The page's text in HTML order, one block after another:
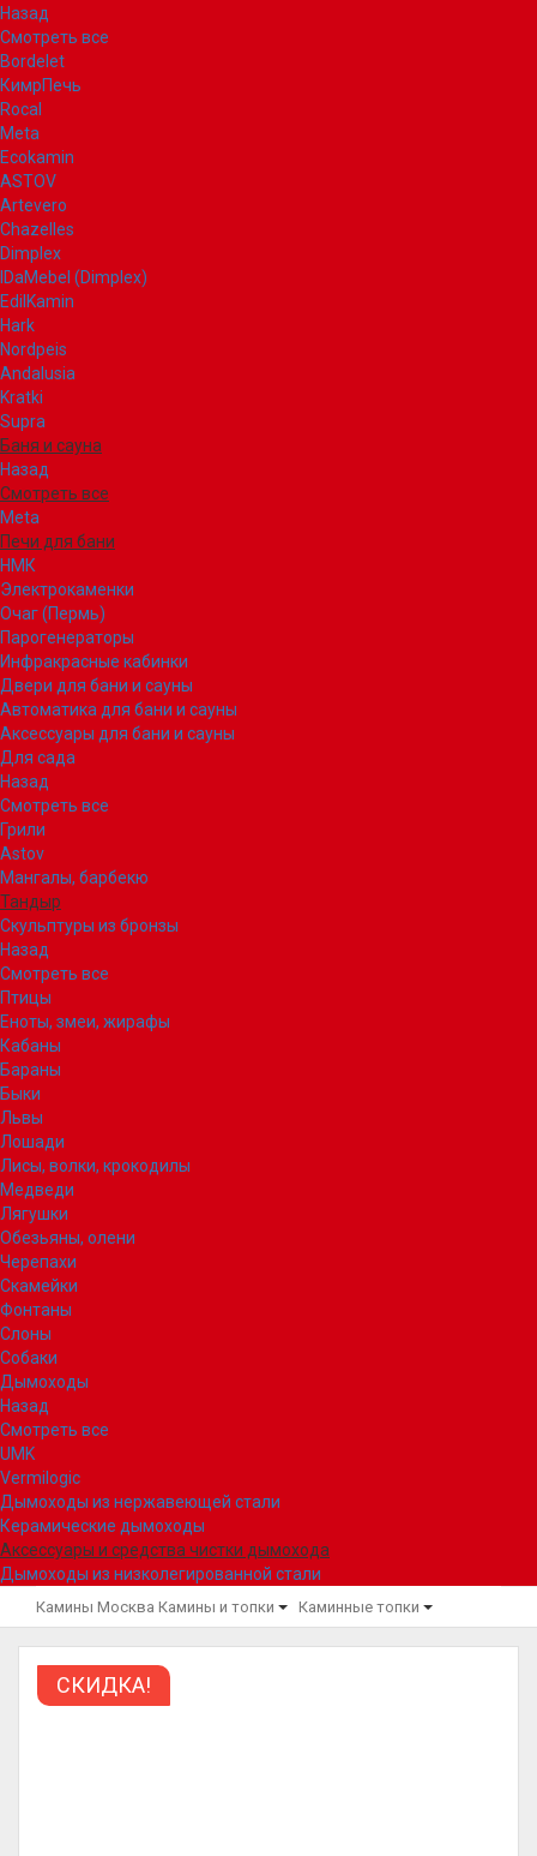
Назад
Смотреть все
Bordelet
КимрПечь
Rocal
Meta
Ecokamin
ASTOV
Artevero
Chazelles
Dimplex
IDaMebel (Dimplex)
EdilKamin
Hark
Nordpeis
Andalusia
Kratki
Supra
Баня и сауна
Назад
Смотреть все
Meta
Печи для бани
НМК
Электрокаменки
Очаг (Пермь)
Парогенераторы
Инфракрасные кабинки
Двери для бани и сауны
Автоматика для бани и сауны
Аксессуары для бани и сауны
Для сада
Назад
Смотреть все
Грили
Astov
Мангалы, барбекю
Тандыр
Скульптуры из бронзы
Назад
Смотреть все
Птицы
Еноты, змеи, жирафы
Кабаны
Бараны
Быки
Львы
Лошади
Лисы, волки, крокодилы
Медведи
Лягушки
Обезьяны, олени
Черепахи
Скамейки
Фонтаны
Слоны
Собаки
Дымоходы
Назад
Смотреть все
UMK
Vermilogic
Дымоходы из нержавеющей стали
Керамические дымоходы
Аксессуары и средства чистки дымохода
Дымоходы из низколегированной стали
Камины Москва Камины и топки Каминные топки
СКИДКА!